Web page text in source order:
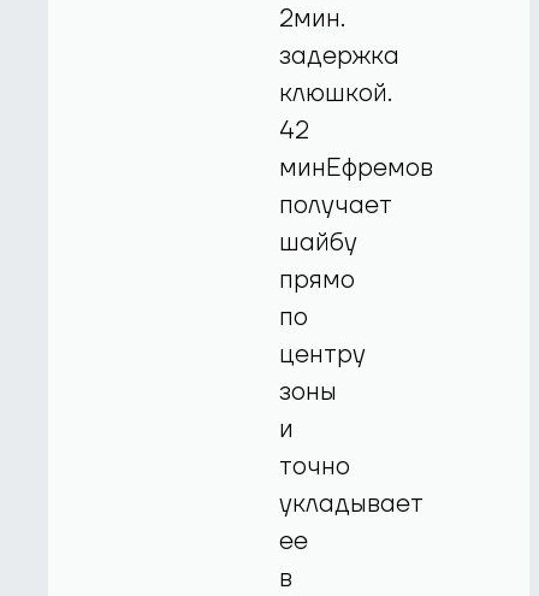
2мин.
задержка
клюшкой.
42
минЕфремов
получает
шайбу
прямо
по
центру
зоны
и
точно
укладывает
ее
в